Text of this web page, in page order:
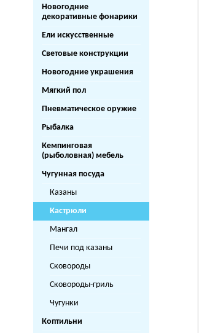
Новогодние
декоративные фонарики
Ели искусственные
Световые конструкции
Новогодние украшения
Мягкий пол
Пневматическое оружие
Рыбалка
Кемпинговая
(рыболовная) мебель
Чугунная посуда
Казаны
Кастрюли
Мангал
Печи под казаны
Сковороды
Сковороды-гриль
Чугунки
Коптильни